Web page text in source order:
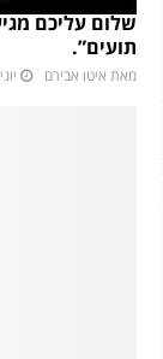
שלום עליכם
תועים”.
מאת איטו אבירם יוני 25, 2026